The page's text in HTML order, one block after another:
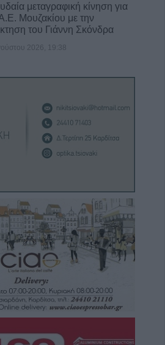
μεταγραφική κίνηση για
Μουζακίου με την
του Γιάννη Σκόνδρα
2026, 19:38